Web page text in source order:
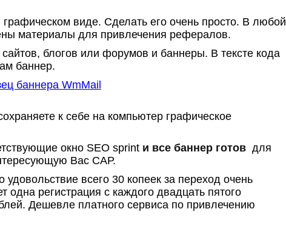
виде. Сделать его очень просто. В любой
материалы для привлечения рефералов.
блогов или форумов и баннеры. В тексте кода
баннер.
баннера WmMail
к себе на компьютер графическое
окно SEO sprint и все баннер готов для
Вас САР.
удовольствие всего 30 копеек за переход очень
регистрация с каждого двадцать пятого
Дешевле платного сервиса по привлечению